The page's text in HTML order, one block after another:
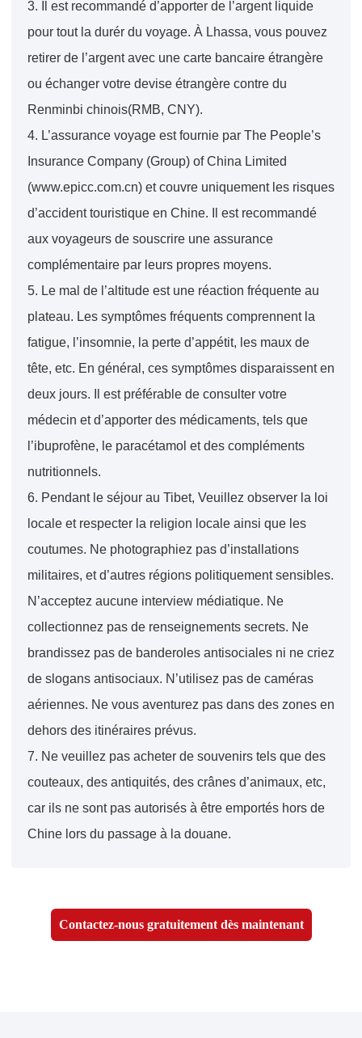
3. Il est recommandé d’apporter de l’argent liquide
pour tout la durér du voyage. À Lhassa, vous pouvez
retirer de l’argent avec une carte bancaire étrangère
ou échanger votre devise étrangère contre du
Renminbi chinois(RMB, CNY).
4. L’assurance voyage est fournie par The People’s
Insurance Company (Group) of China Limited
(www.epicc.com.cn) et couvre uniquement les risques
d’accident touristique en Chine. Il est recommandé
aux voyageurs de souscrire une assurance
complémentaire par leurs propres moyens.
5. Le mal de l’altitude est une réaction fréquente au
plateau. Les symptômes fréquents comprennent la
fatigue, l’insomnie, la perte d’appétit, les maux de
tête, etc. En général, ces symptômes disparaissent en
deux jours. Il est préférable de consulter votre
médecin et d’apporter des médicaments, tels que
l’ibuprofène, le paracétamol et des compléments
nutritionnels.
6. Pendant le séjour au Tibet, Veuillez observer la loi
locale et respecter la religion locale ainsi que les
coutumes. Ne photographiez pas d’installations
militaires, et d’autres régions politiquement sensibles.
N’acceptez aucune interview médiatique. Ne
collectionnez pas de renseignements secrets. Ne
brandissez pas de banderoles antisociales ni ne criez
de slogans antisociaux. N’utilisez pas de caméras
aériennes. Ne vous aventurez pas dans des zones en
dehors des itinéraires prévus.
7. Ne veuillez pas acheter de souvenirs tels que des
couteaux, des antiquités, des crânes d’animaux, etc,
car ils ne sont pas autorisés à être emportés hors de
Chine lors du passage à la douane.
Contactez-nous gratuitement dès maintenant